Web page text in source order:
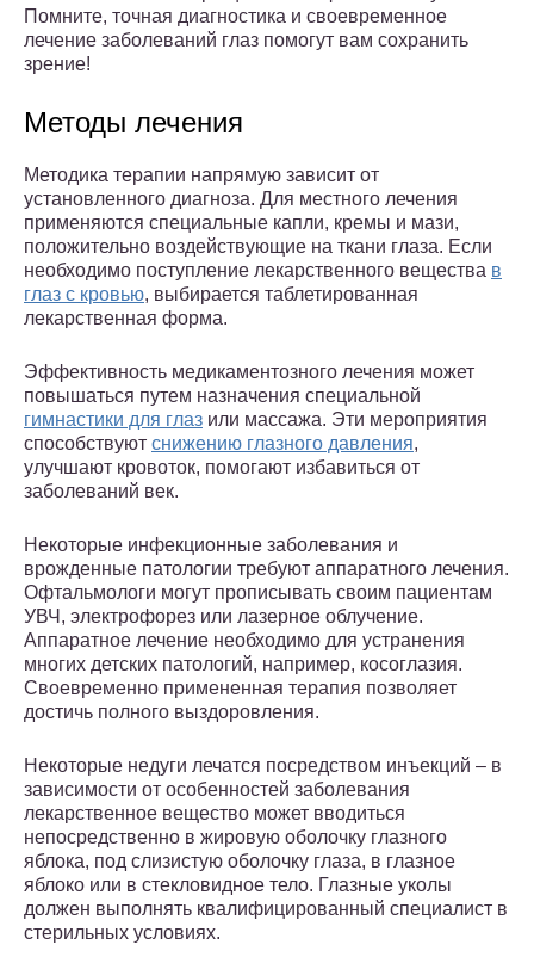
Помните, точная диагностика и своевременное
лечение заболеваний глаз помогут вам сохранить
зрение!
Методы лечения
Методика терапии напрямую зависит от
установленного диагноза. Для местного лечения
применяются специальные капли, кремы и мази,
положительно воздействующие на ткани глаза. Если
необходимо поступление лекарственного вещества в
глаз с кровью, выбирается таблетированная
лекарственная форма.
Эффективность медикаментозного лечения может
повышаться путем назначения специальной
гимнастики для глаз или массажа. Эти мероприятия
способствуют снижению глазного давления,
улучшают кровоток, помогают избавиться от
заболеваний век.
Некоторые инфекционные заболевания и
врожденные патологии требуют аппаратного лечения.
Офтальмологи могут прописывать своим пациентам
УВЧ, электрофорез или лазерное облучение.
Аппаратное лечение необходимо для устранения
многих детских патологий, например, косоглазия.
Своевременно примененная терапия позволяет
достичь полного выздоровления.
Некоторые недуги лечатся посредством инъекций – в
зависимости от особенностей заболевания
лекарственное вещество может вводиться
непосредственно в жировую оболочку глазного
яблока, под слизистую оболочку глаза, в глазное
яблоко или в стекловидное тело. Глазные уколы
должен выполнять квалифицированный специалист в
стерильных условиях.